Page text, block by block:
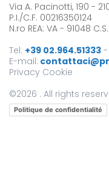
Via A. Pacinotti, 190 -
P.I./C.F. 00216350124
N.ro REA: VA - 91048
Tel: +39 02.964.51333 -
E-mail:
Privacy Cookie
©2026 . All rights
Politique de confidentialité